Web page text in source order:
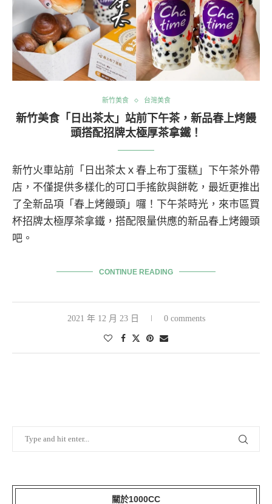
新竹美食 台灣美食
新竹美食「日出茶太」站前下午茶，新品春上烤饅
頭搭配招牌太極厚茶拿鐵！
新竹火車站前「日出茶太ｘ春上布丁蛋糕」下午茶外帶
店，不僅提供多樣化的可口手搖飲與餅乾，最近更推出
了全新品項「春上烤饅頭」囉！下午茶時光，來市區買
杯招牌太極厚茶拿鐵，搭配限量供應的新品春上烤饅頭
吧。
CONTINUE READING
2021 年 12 月 23 日 0 comments
關於1000CC